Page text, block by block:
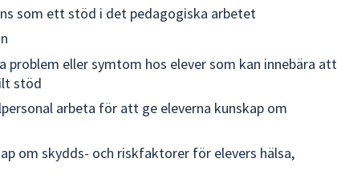
som ett stöd i det pedagogiska arbetet
problem eller symtom hos elever som kan innebära att
stöd
arbeta för att ge eleverna kunskap om
om skydds- och riskfaktorer för elevers hälsa,